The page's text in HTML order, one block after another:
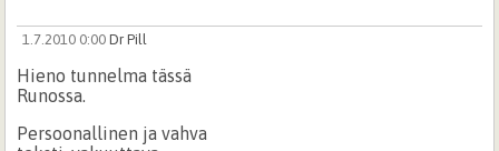
1.7.2010 0:00 Dr Pill
Hieno tunnelma tässä
Runossa.
Persoonallinen ja vahva